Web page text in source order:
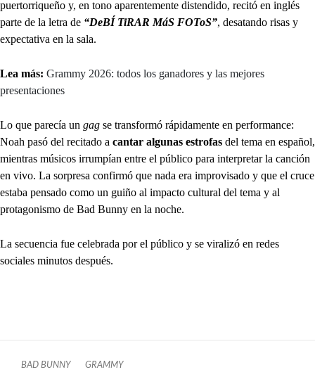
puertorriqueño y, en tono aparentemente distendido, recitó en inglés
parte de la letra de “DeBÍ TiRAR MáS FOToS”, desatando risas y
expectativa en la sala.
Lea más: Grammy 2026: todos los ganadores y las mejores
presentaciones
Lo que parecía un gag se transformó rápidamente en performance:
Noah pasó del recitado a cantar algunas estrofas del tema en español,
mientras músicos irrumpían entre el público para interpretar la canción
en vivo. La sorpresa confirmó que nada era improvisado y que el cruce
estaba pensado como un guiño al impacto cultural del tema y al
protagonismo de Bad Bunny en la noche.
La secuencia fue celebrada por el público y se viralizó en redes
sociales minutos después.
BAD BUNNY GRAMMY